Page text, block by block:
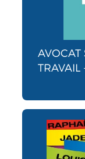
AVOCAT